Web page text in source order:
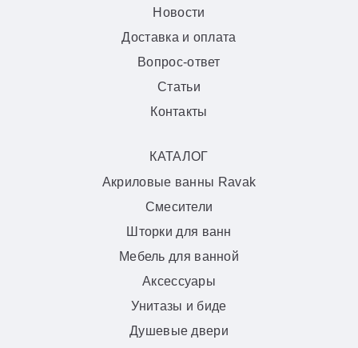
Новости
Доставка и оплата
Вопрос-ответ
Статьи
Контакты
КАТАЛОГ
Акриловые ванны Ravak
Смесители
Шторки для ванн
Мебель для ванной
Аксессуары
Унитазы и биде
Душевые двери